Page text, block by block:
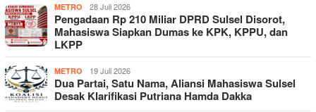
METRO 28 Juli 2026
Pengadaan Rp 210 Miliar DPRD Sulsel Disorot,
Mahasiswa Siapkan Dumas ke KPK, KPPU, dan
LKPP
METRO 19 Juli 2026
Dua Partai, Satu Nama, Aliansi Mahasiswa Sulsel
Desak Klarifikasi Putriana Hamda Dakka